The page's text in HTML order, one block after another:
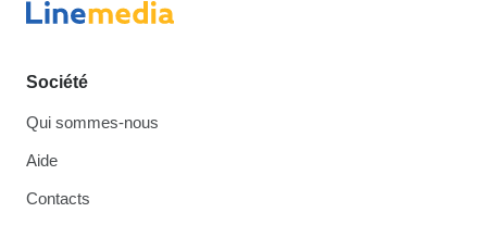
Société
Qui sommes-nous
Aide
Contacts